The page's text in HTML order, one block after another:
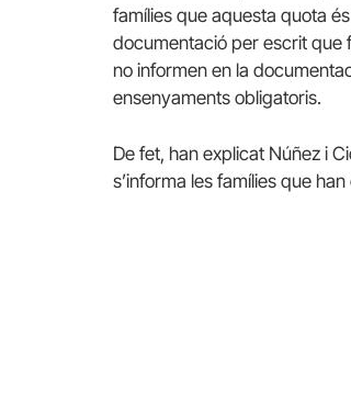
famílies que aquesta quota
documentació per escrit que
no informen en la
ensenyaments obligatoris.
De fet, han explicat Núñez i
s’informa les famílies que